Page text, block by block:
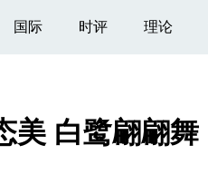
国际 时评 理论
美 白鹭翩翩舞